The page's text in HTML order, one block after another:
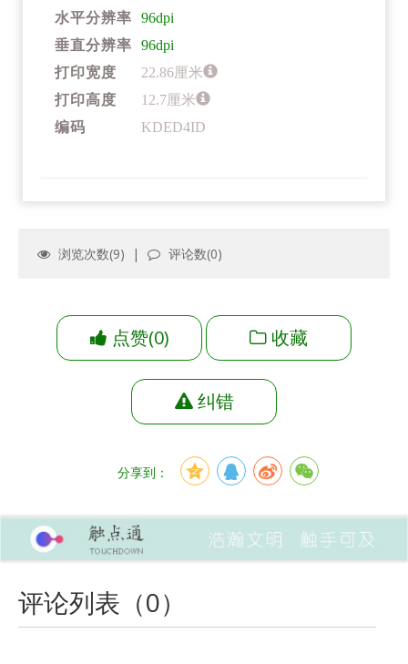
水平分辨率
96dpi
垂直分辨率
96dpi
打印宽度
22.86厘米
打印高度
12.7厘米
编码
KDED4ID
浏览次数(9) | 评论数(0)
点赞(0) 收藏
纠错
分享到：
评论列表（0）